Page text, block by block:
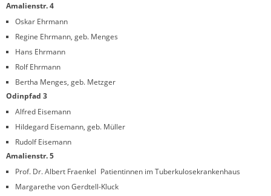
Amalienstr. 4
Oskar Ehrmann
Regine Ehrmann, geb. Menges
Hans Ehrmann
Rolf Ehrmann
Bertha Menges, geb. Metzger
Odinpfad 3
Alfred Eisemann
Hildegard Eisemann, geb. Müller
Rudolf Eisemann
Amalienstr. 5
Prof. Dr. Albert Fraenkel Patientinnen im Tuberkulosekrankenhaus
Margarethe von Gerdtell-Kluck